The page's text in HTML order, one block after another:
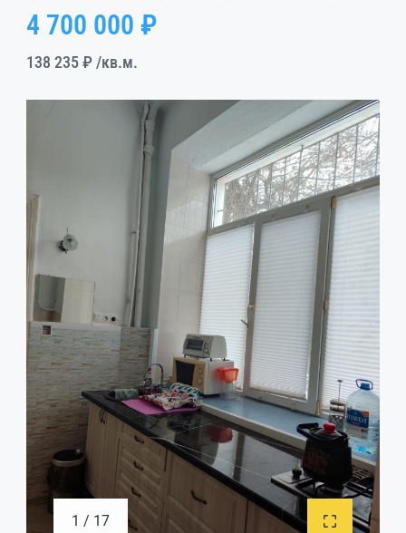
4 700 000 ₽
138 235 ₽ /кв.м.
1 / 17